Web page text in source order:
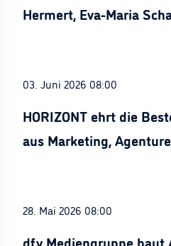
Hermert, Eva-Maria
03. Juni 2026 08:00
HORIZONT ehrt die
aus Marketing,
28. Mai 2026 08:00
dfv Mediengruppe baut